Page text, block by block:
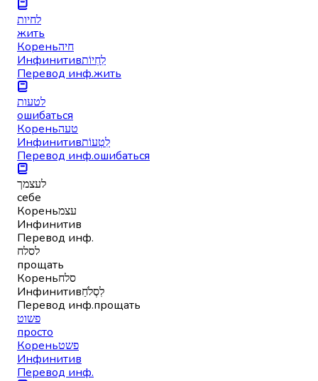
לחיות
жить
Кореньחיה
Инфинитивלִחְיוֹת
Перевод инф.жить
לטעות
ошибаться
Кореньטעה
Инфинитивלִטְעוֹת
Перевод инф.ошибаться
לעצמך
себе
Кореньעצמ
Инфинитив
Перевод инф.
לסלח
прощать
Кореньסלח
Инфинитивלִסְלֹחַ
Перевод инф.прощать
פשוט
просто
Кореньפשט
Инфинитив
Перевод инф.